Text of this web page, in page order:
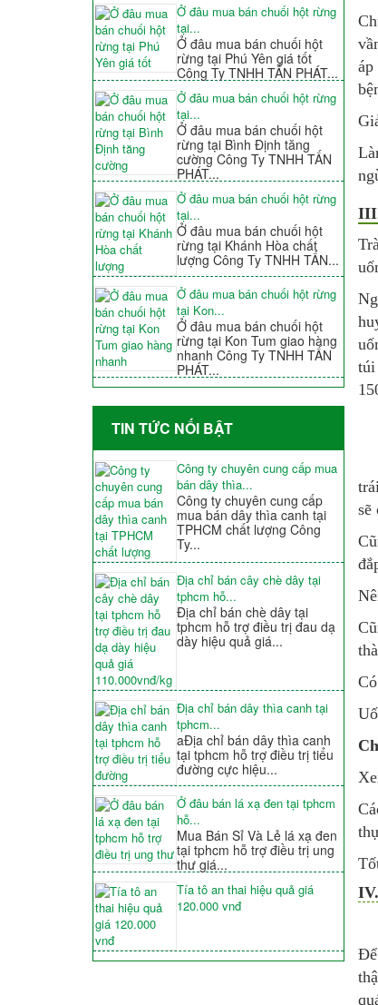
Ở đâu mua bán chuối hột rừng
tại...
Ở đâu mua bán chuối hột
rừng tại Phú Yên giá tốt
Công Ty TNHH TẤN PHÁT...
Ở đâu mua bán chuối hột rừng
tại...
Ở đâu mua bán chuối hột
rừng tại Bình Định tăng
cường Công Ty TNHH TẤN
PHÁT...
Ở đâu mua bán chuối hột rừng
tại...
Ở đâu mua bán chuối hột
rừng tại Khánh Hòa chất
lượng Công Ty TNHH TẤN...
Ở đâu mua bán chuối hột rừng
tại Kon...
Ở đâu mua bán chuối hột
rừng tại Kon Tum giao hàng
nhanh Công Ty TNHH TẤN
PHÁT...
TIN TỨC NỐI BẬT
Công ty chuyên cung cấp mua
bán dây thìa...
Công ty chuyên cung cấp
mua bán dây thìa canh tại
TPHCM chất lượng Công
Ty...
Địa chỉ bán cây chè dây tại
tphcm hỗ...
Địa chỉ bán chè dây tại
tphcm hỗ trợ điều trị đau dạ
dày hiệu quả giá...
Địa chỉ bán dây thìa canh tại
tphcm...
aĐịa chỉ bán dây thìa canh
tại tphcm hỗ trợ điều trị tiểu
đường cực hiệu...
Ở đâu bán lá xạ đen tại tphcm
hỗ...
Mua Bán Sỉ Và Lẻ lá xạ đen
tại tphcm hỗ trợ điều trị ung
thư giá...
Tía tô an thai hiệu quả giá
120.000 vnđ
túi
sẽ